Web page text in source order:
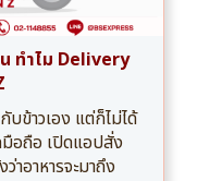
ทำไม Delivery
ข้าวเอง แต่ก็ไม่ได้
มือถือ เปิดแอปสั่ง
าอาหารจะมาถึง